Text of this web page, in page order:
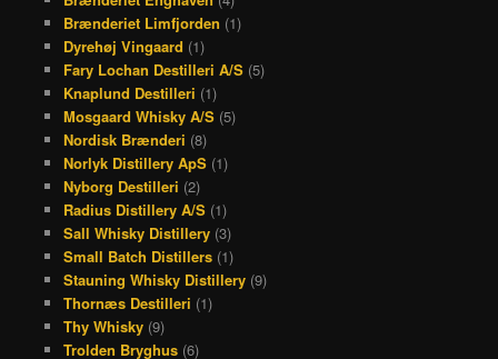
Brænderiet Limfjorden (1)
Dyrehøj Vingaard (1)
Fary Lochan Destilleri A/S(5)
Knaplund Destilleri (1)
Mosgaard Whisky A/S(5)
Nordisk Brænderi (8)
Norlyk Distillery ApS(1)
Nyborg Destilleri (2)
Radius Distillery A/S(1)
Sall Whisky Distillery(3)
Small Batch Distillers(1)
Stauning Whisky Distillery(9)
Thornæs Destilleri (1)
Thy Whisky(9)
Trolden Bryghus(6)